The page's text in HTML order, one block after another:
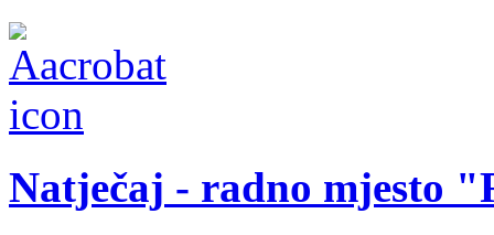
Natječaj - radno mjesto